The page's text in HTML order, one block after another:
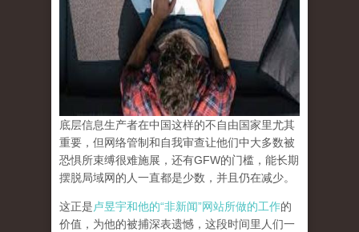
底层信息生产者在中国这样的不自由国家里尤其
重要，但网络管制和自我审查让他们中大多数被
恐惧所束缚很难施展，还有GFW的门槛，能长期
摆脱局域网的人一直都是少数，并且仍在减少。
这正是卢昱宇和他的“非新闻”网站所做的工作的
价值，为他的被捕深表遗憾，这段时间里人们一